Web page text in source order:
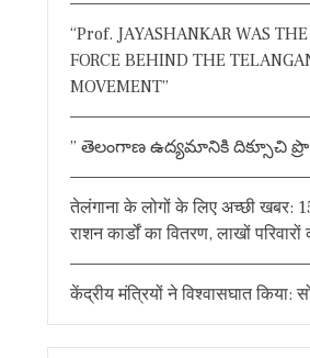
“Prof. JAYASHANKAR WAS
FORCE BEHIND THE
MOVEMENT”
” తెలంగాణ ఉద్యమానికి దిక్సూచి
तेलंगाना के लोगों के लिए अच्छी खबर:
राशन कार्डों का वितरण, लाखों
केंद्रीय मंत्रियों ने विश्वासघात किया: